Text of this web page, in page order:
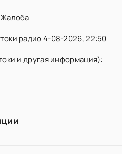
радио 4-08-2026, 22:50
и другая информация):